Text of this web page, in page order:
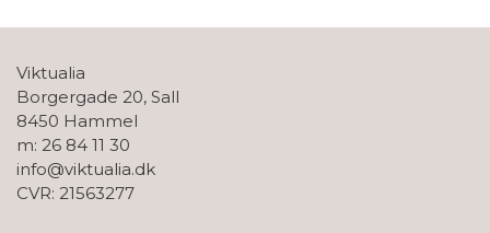
Viktualia
Borgergade 20, Sall
8450 Hammel
m: 26 84 11 30
info@viktualia.dk
CVR: 21563277